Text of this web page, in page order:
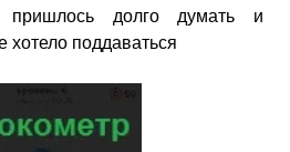
пришлось долго думать и
хотело поддаваться